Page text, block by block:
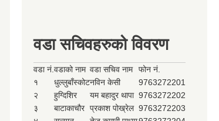
वडा सचिवहरुको विवरण
वडा नं. वडाको नाम वडा सचिव नाम
फोन नं.
१
धुल्लुबाँस्कोटनविन केसी
9763272201
२
हुग्दिशिर यम बहादुर थापा 9763272202
३
बाटाकाचौर प्रकाश पोख्रेल 9763272203